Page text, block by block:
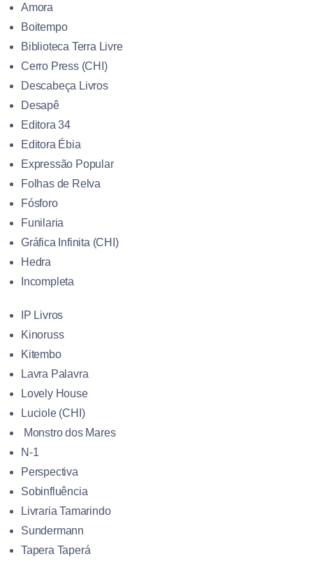
Amora
Boitempo
Biblioteca Terra Livre
Cerro Press (CHI)
Descabeça Livros
Desapê
Editora 34
Editora Ébia
Expressão Popular
Folhas de Relva
Fósforo
Funilaria
Gráfica Infinita (CHI)
Hedra
Incompleta
IP Livros
Kinoruss
Kitembo
Lavra Palavra
Lovely House
Luciole (CHI)
Monstro dos Mares
N-1
Perspectiva
Sobinfluência
Livraria Tamarindo
Sundermann
Tapera Taperá